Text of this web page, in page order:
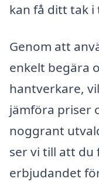
kan få ditt tak i
Genom att
enkelt begära
hantverkare,
jämföra priser
noggrant
ser vi till att du
erbjudandet